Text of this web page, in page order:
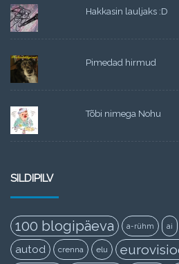
Hakkasin lauljaks :D
Pimedad hirmud
Tõbi nimega Nohu
SILDIPILV
100 blogipäeva a-rühm ai
autod crenna elu